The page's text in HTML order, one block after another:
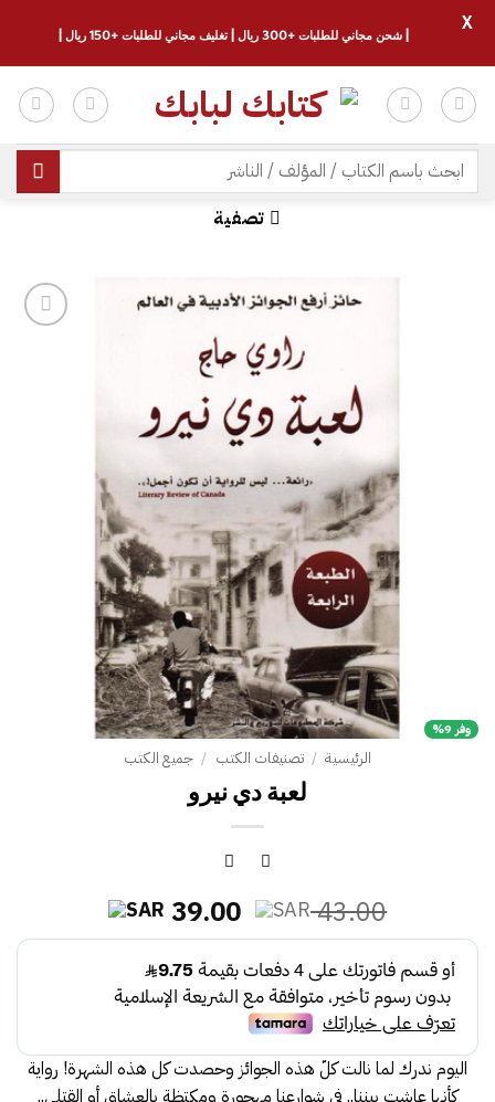
للمحتوى
البحث
عن:
تصفية
وفر 9%
الرئيسية / تصنيفات الكتب / جميع الكتب
لعبة دي نيرو
43.00 السعر
الأصلي
هو:
43.00.
39.00 السعر
الحالي
اليوم ندرك لما نالت كلّ هذه الجوائز وحصدت كل هذه الشهرة! رواية
كأنها عاشت بيننا.. في شوارعنا مهجورة ومكتظة بالعشاق أو القتلى..
| شحن مجاني للطلبات +300 ريال | تغليف مجاني للطلبات +150 ريال |
X